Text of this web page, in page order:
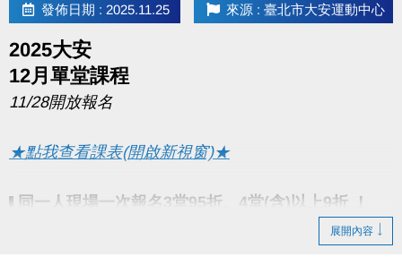
發佈日期 : 2025.11.25 來源 : 臺北市大安運動中心
2025大安
12月單堂課程
11/28開放報名
★點我查看課表(開啟新視窗)★
▌ 同一人現場一次報名3堂95折、4堂(含)以上9折 ！
展開內容